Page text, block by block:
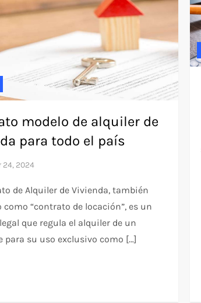
modelo de alquiler de
para todo el país
de Alquiler de Vivienda, también
como “contrato de locación”, es un
que regula el alquiler de un
para su uso exclusivo como […]